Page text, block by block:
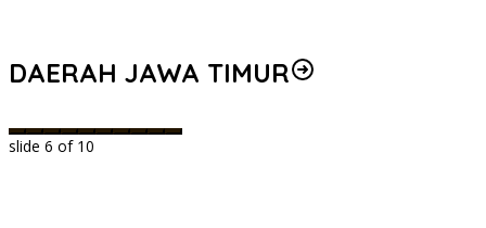
DAERAH JAWA TIMUR
slide 6 of 10